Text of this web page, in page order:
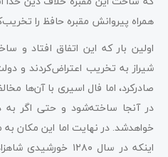
همراه پیروانش مقبره حافظ را
اولین بار که این اتفاق افتاد و
شیراز به تخریب اعتراض‌کردند و
صادرکرد، اما فال اسیری با آن‌ها
در آنجا ساخته‌شود و حتی اگر به
خواهد‌‌شد. در نهایت اما این مکان
اینکه در سال ۱۲۸۰